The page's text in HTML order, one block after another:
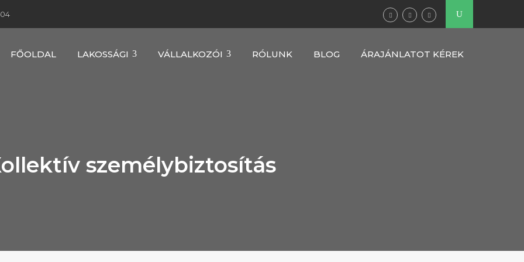
FŐOLDAL LAKOSSÁGI VÁLLALKOZÓI RÓLUNK BLOG ÁRAJÁNLATOT KÉREK
személybiztosítás